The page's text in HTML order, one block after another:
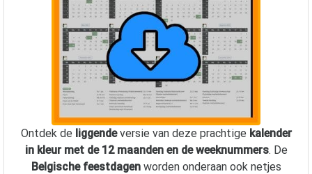
Ontdek de liggendeversie van deze prachtige kalender
in kleur met de 12 maanden en de weeknummers. De
Belgische feestdagenworden onderaan ook netjes